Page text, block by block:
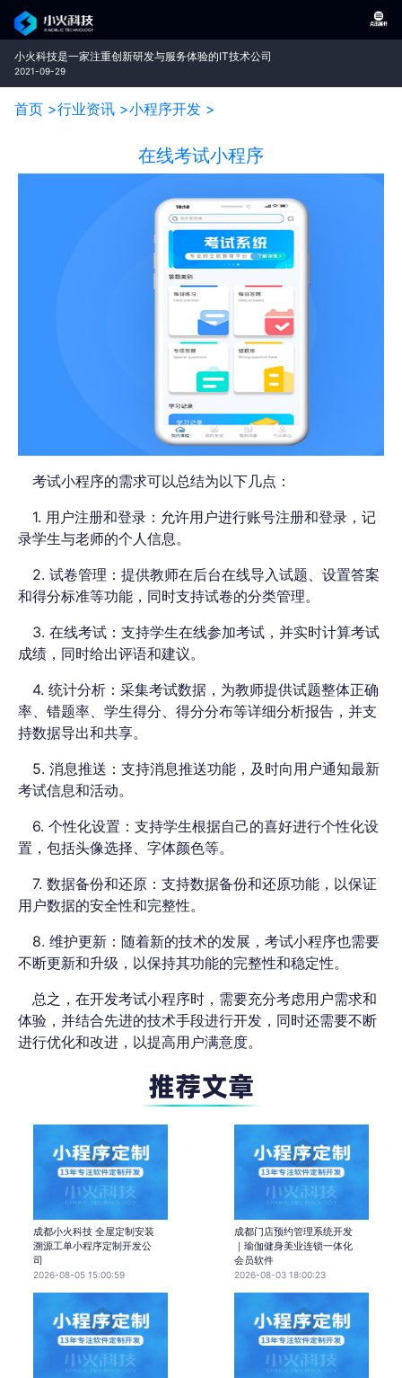
小火科技是一家注重创新研发与服务体验的IT技术公司
2021-09-29
首页 >行业资讯 >小程序开发 >
在线考试小程序
考试小程序的需求可以总结为以下几点：
1. 用户注册和登录：允许用户进行账号注册和登录，记
录学生与老师的个人信息。
2. 试卷管理：提供教师在后台在线导入试题、设置答案
和得分标准等功能，同时支持试卷的分类管理。
3. 在线考试：支持学生在线参加考试，并实时计算考试
成绩，同时给出评语和建议。
4. 统计分析：采集考试数据，为教师提供试题整体正确
率、错题率、学生得分、得分分布等详细分析报告，并支
持数据导出和共享。
5. 消息推送：支持消息推送功能，及时向用户通知最新
考试信息和活动。
6. 个性化设置：支持学生根据自己的喜好进行个性化设
置，包括头像选择、字体颜色等。
7. 数据备份和还原：支持数据备份和还原功能，以保证
用户数据的安全性和完整性。
8. 维护更新：随着新的技术的发展，考试小程序也需要
不断更新和升级，以保持其功能的完整性和稳定性。
总之，在开发考试小程序时，需要充分考虑用户需求和
体验，并结合先进的技术手段进行开发，同时还需要不断
进行优化和改进，以提高用户满意度。
成都小火科技 全屋定制安装
溯源工单小程序定制开发公
司
2026-08-05 15:00:59
成都门店预约管理系统开发
｜瑜伽健身美业连锁一体化
会员软件
2026-08-03 18:00:23